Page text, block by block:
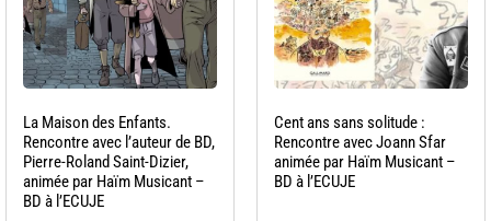
La Maison des Enfants.
Rencontre avec l’auteur de BD,
Pierre-Roland Saint-Dizier,
animée par Haïm Musicant –
BD à l’ECUJE
Cent ans sans solitude :
Rencontre avec Joann Sfar
animée par Haïm Musicant –
BD à l’ECUJE